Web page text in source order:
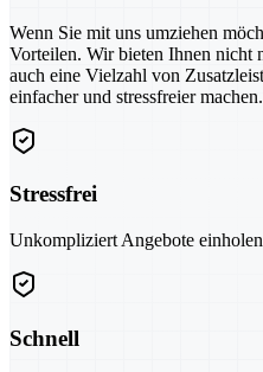
Wenn Sie mit uns umziehen
Vorteilen. Wir bieten Ihnen nicht
auch eine Vielzahl von
einfacher und stressfreier machen.
Stressfrei
Unkompliziert Angebote
Schnell